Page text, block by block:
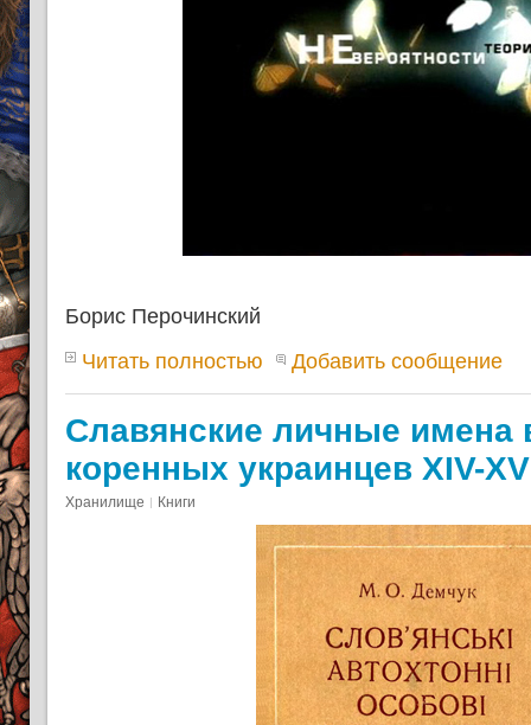
Борис Перочинский
Читать полностью
Добавить сообщение
Славянские личные имена
коренных украинцев XIV-
Хранилище Книги